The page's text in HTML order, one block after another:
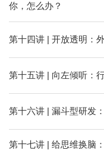
你，怎么办？
第十四讲 | 开放透明：
第十五讲 | 向左倾听：
第十六讲 | 漏斗型研发
第十七讲 | 给思维换脑